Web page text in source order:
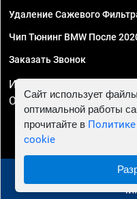
Удаление Сажевого
Чип Тюнинг BMW После
Заказать Звонок
ИП Смирнов Георгий
ОГРНИП
© 2010 - 2026 Чип
Сайт использует
оптимальной работы
прочитайте в
cookie